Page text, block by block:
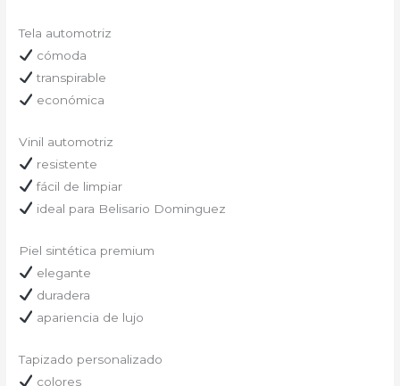
Tela automotriz
cómoda
transpirable
económica
Vinil automotriz
resistente
fácil de limpiar
ideal para Belisario Dominguez
Piel sintética premium
elegante
duradera
apariencia de lujo
Tapizado personalizado
colores